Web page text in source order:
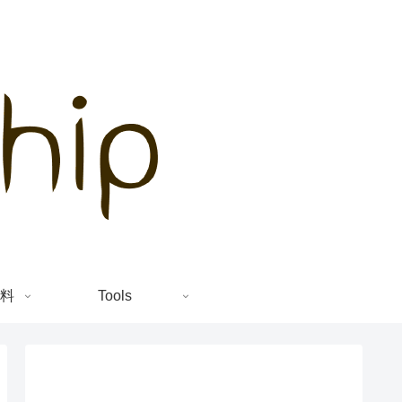
Tools